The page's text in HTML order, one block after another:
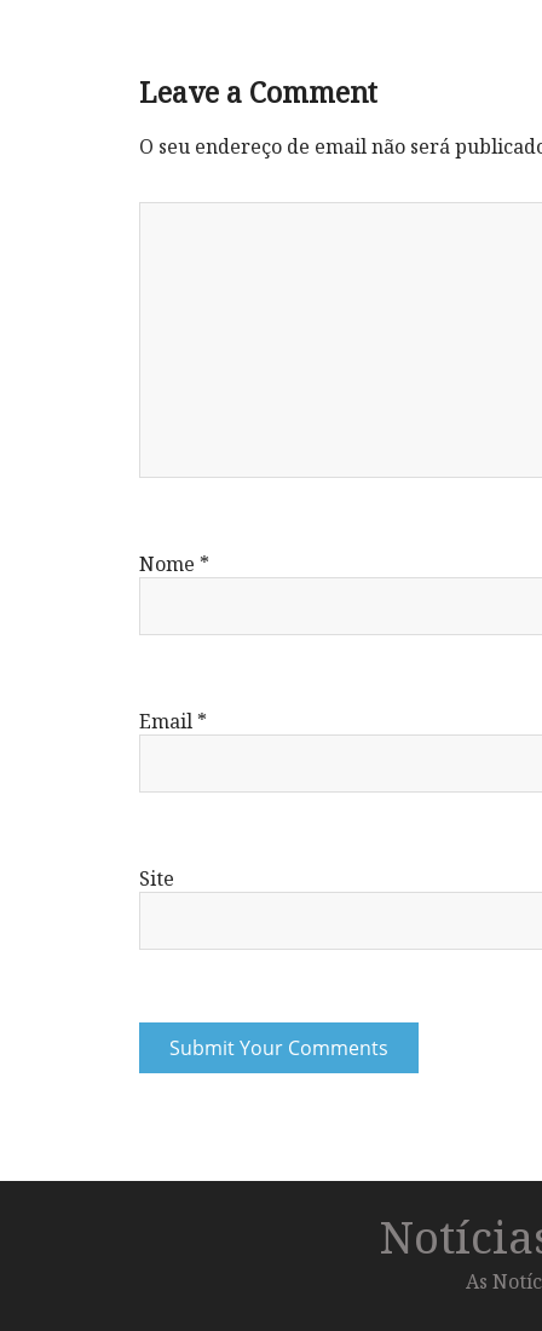
Leave a Comment
O seu endereço de email não será
Nome *
Email *
Site
As